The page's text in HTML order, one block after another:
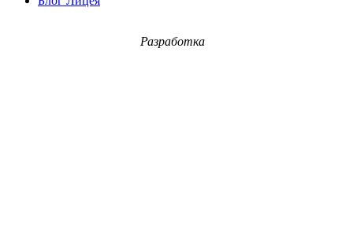
Разработка